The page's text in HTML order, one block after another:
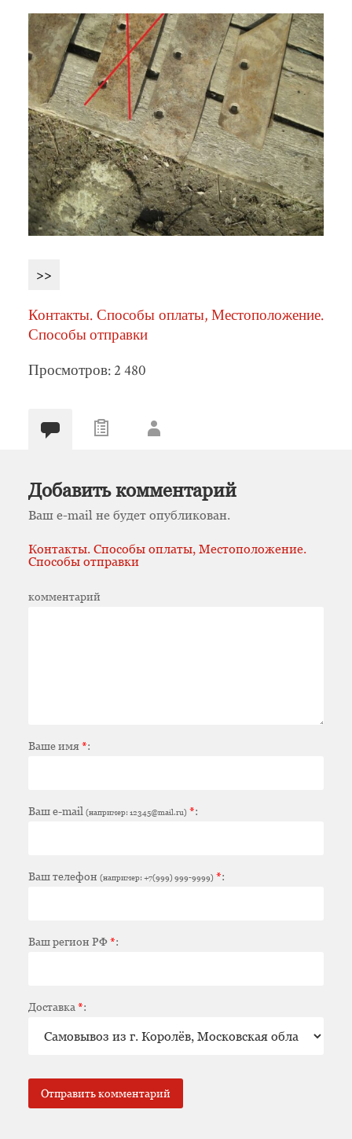
>>
Контакты. Способы оплаты, Местоположение.
Способы отправки
Просмотров: 2 480
Добавить комментарий
Ваш e-mail не будет опубликован.
Контакты. Способы оплаты, Местоположение.
Способы отправки
комментарий
Ваше имя*:
Ваш e-mail (например: 12345@mail.ru) *:
Ваш телефон (например: +7(999) 999-9999) *:
Ваш регион РФ*:
Доставка *: